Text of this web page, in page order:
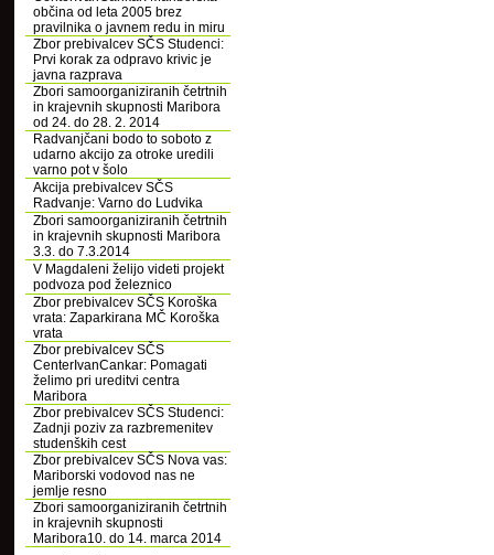
občina od leta 2005 brez
pravilnika o javnem redu in miru
Zbor prebivalcev SČS Studenci:
Prvi korak za odpravo krivic je
javna razprava
Zbori samoorganiziranih četrtnih
in krajevnih skupnosti Maribora
od 24. do 28. 2. 2014
Radvanjčani bodo to soboto z
udarno akcijo za otroke uredili
varno pot v šolo
Akcija prebivalcev SČS
Radvanje: Varno do Ludvika
Zbori samoorganiziranih četrtnih
in krajevnih skupnosti Maribora
3.3. do 7.3.2014
V Magdaleni želijo videti projekt
podvoza pod železnico
Zbor prebivalcev SČS Koroška
vrata: Zaparkirana MČ Koroška
vrata
Zbor prebivalcev SČS
CenterIvanCankar: Pomagati
želimo pri ureditvi centra
Maribora
Zbor prebivalcev SČS Studenci:
Zadnji poziv za razbremenitev
studenških cest
Zbor prebivalcev SČS Nova vas:
Mariborski vodovod nas ne
jemlje resno
Zbori samoorganiziranih četrtnih
in krajevnih skupnosti
Maribora10. do 14. marca 2014